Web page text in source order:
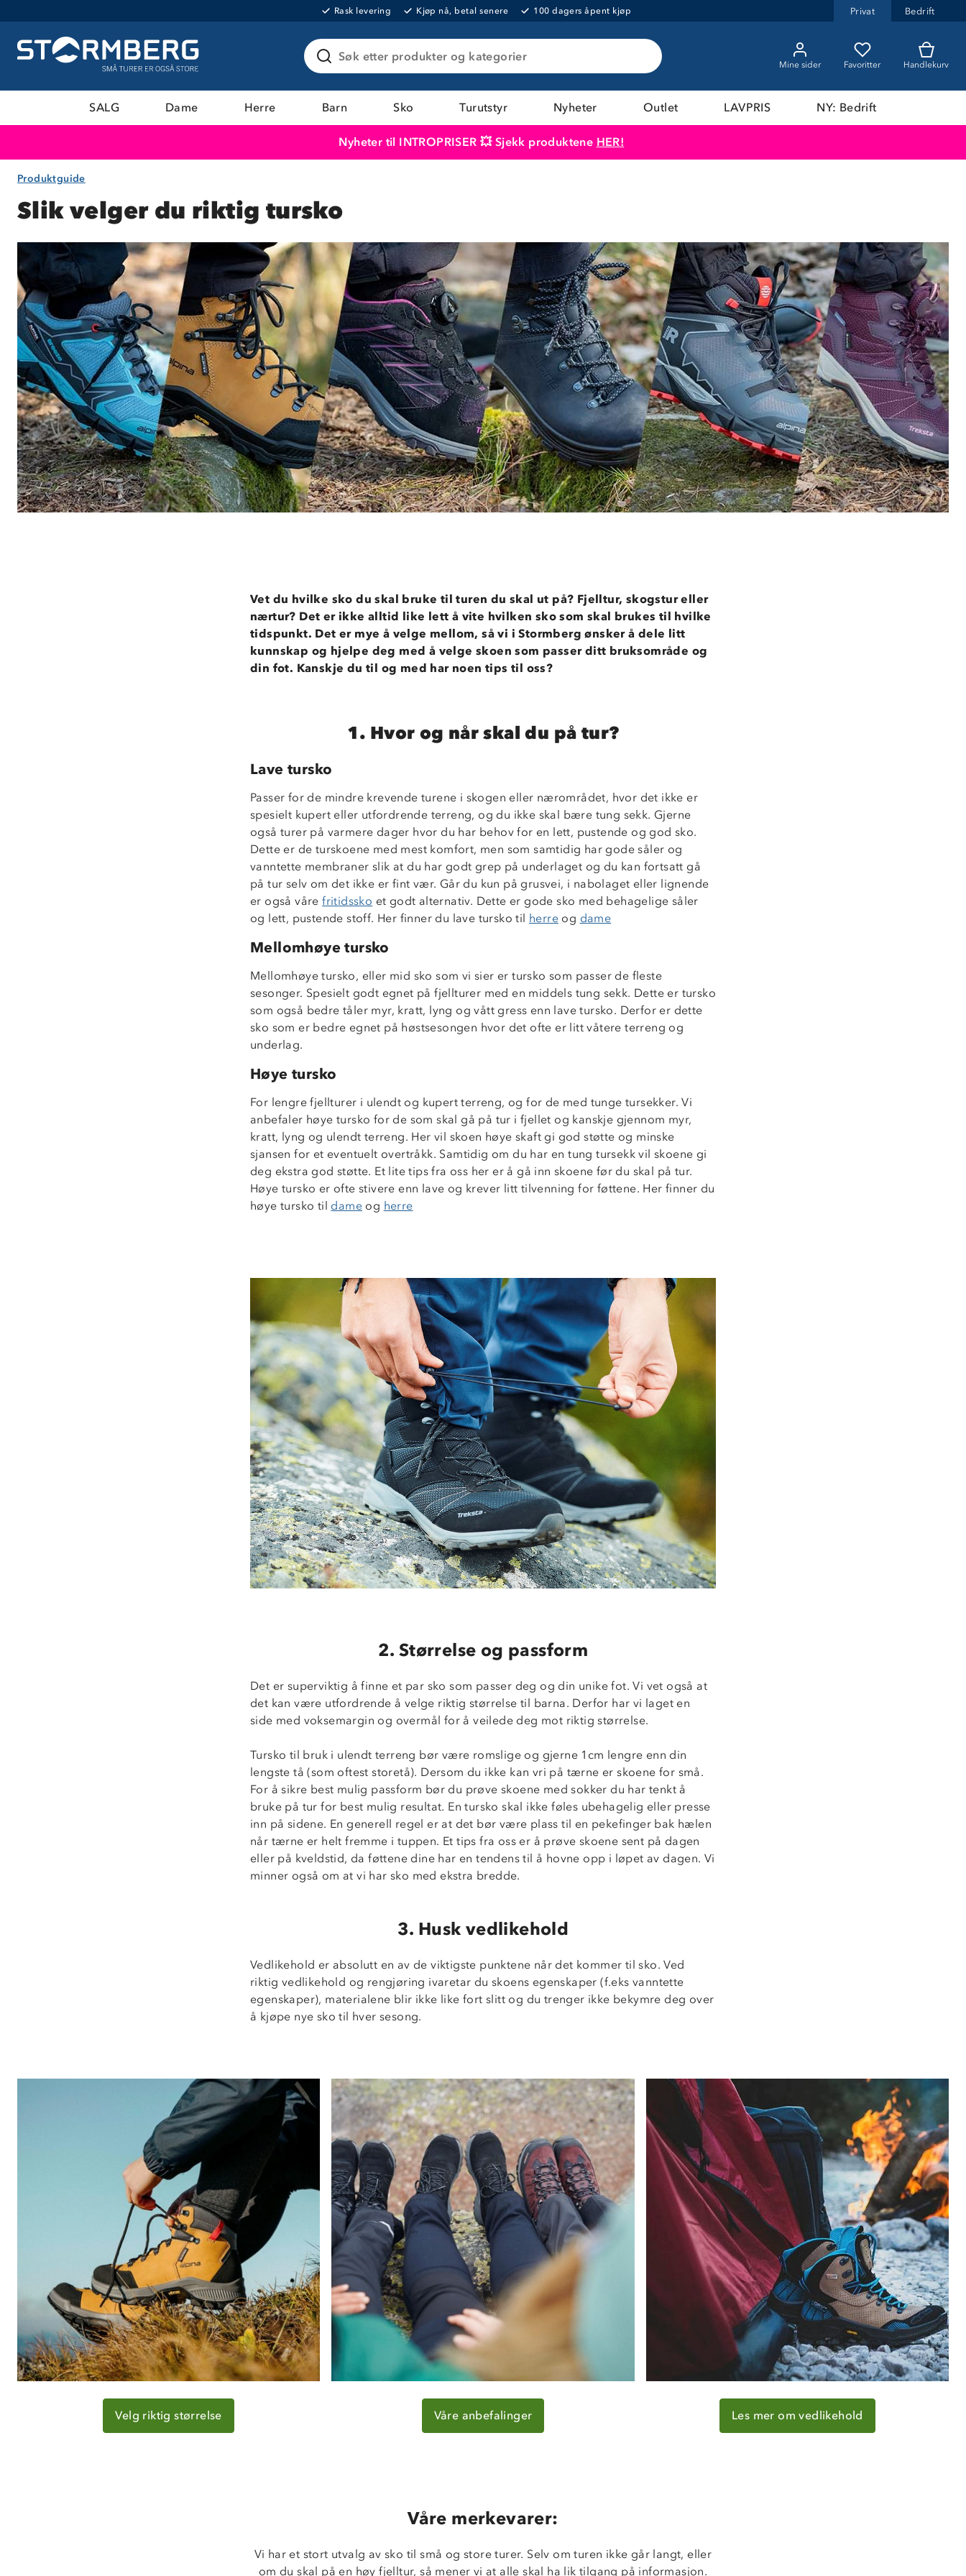
Rask levering Kjøp nå, betal senere 100 dagers åpent kjøp Privat Bedrift
Søk etter produkter og kategorier
Mine sider Favoritter Handlekurv
SALG Dame Herre Barn Sko Turutstyr Nyheter Outlet LAVPRIS NY: Bedrift
Nyheter til INTROPRISER 💥 Sjekk produktene HER!
Produktguide
Slik velger du riktig tursko
Vet du hvilke sko du skal bruke til turen du skal ut på? Fjelltur, skogstur eller
nærtur? Det er ikke alltid like lett å vite hvilken sko som skal brukes til hvilke
tidspunkt. Det er mye å velge mellom, så vi i Stormberg ønsker å dele litt
kunnskap og hjelpe deg med å velge skoen som passer ditt bruksområde og
din fot. Kanskje du til og med har noen tips til oss?
1. Hvor og når skal du på tur?
Lave tursko
Passer for de mindre krevende turene i skogen eller nærområdet, hvor det ikke er
spesielt kupert eller utfordrende terreng, og du ikke skal bære tung sekk. Gjerne
også turer på varmere dager hvor du har behov for en lett, pustende og god sko.
Dette er de turskoene med mest komfort, men som samtidig har gode såler og
vanntette membraner slik at du har godt grep på underlaget og du kan fortsatt gå
på tur selv om det ikke er fint vær. Går du kun på grusvei, i nabolaget eller lignende
er også vårefritidssko et godt alternativ. Dette er gode sko med behagelige såler
og lett, pustende stoff. Her finner du lave tursko til herre og dame
Mellomhøye tursko
Mellomhøye tursko, eller mid sko som vi sier er tursko som passer de fleste
sesonger. Spesielt godt egnet på fjellturer med en middels tung sekk. Dette er tursko
som også bedre tåler myr, kratt, lyng og vått gress enn lave tursko. Derfor er dette
sko som er bedre egnet på høstsesongen hvor det ofte er litt våtere terreng og
underlag.
Høye tursko
For lengre fjellturer i ulendt og kupert terreng, og for de med tunge tursekker. Vi
anbefaler høye tursko for de som skal gå på tur i fjellet og kanskje gjennom myr,
kratt, lyng og ulendt terreng. Her vil skoen høye skaft gi god støtte og minske
sjansen for et eventuelt overtråkk. Samtidig om du har en tung tursekk vil skoene gi
deg ekstra god støtte. Et lite tips fra oss her er å gå inn skoene før du skal på tur.
Høye tursko er ofte stivere enn lave og krever litt tilvenning for føttene. Her finner du
høye tursko til dame og herre
2. Størrelse og passform
Det er superviktig å finne et par sko som passer deg og din unike fot. Vi vet også at
det kan være utfordrende å velge riktig størrelse til barna. Derfor har vi laget en
side med voksemargin og overmål for å veilede deg mot riktig størrelse.
Tursko til bruk i ulendt terreng bør være romslige og gjerne 1cm lengre enn din
lengste tå (som oftest storetå). Dersom du ikke kan vri på tærne er skoene for små.
For å sikre best mulig passform bør du prøve skoene med sokker du har tenkt å
bruke på tur for best mulig resultat. En tursko skal ikke føles ubehagelig eller presse
inn på sidene. En generell regel er at det bør være plass til en pekefinger bak hælen
når tærne er helt fremme i tuppen. Et tips fra oss er å prøve skoene sent på dagen
eller på kveldstid, da føttene dine har en tendens til å hovne opp i løpet av dagen. Vi
minner også om at vi har sko med ekstra bredde.
3. Husk vedlikehold
Vedlikehold er absolutt en av de viktigste punktene når det kommer til sko. Ved
riktig vedlikehold og rengjøring ivaretar du skoens egenskaper (f.eks vanntette
egenskaper), materialene blir ikke like fort slitt og du trenger ikke bekymre deg over
å kjøpe nye sko til hver sesong.
Velg riktig størrelse Våre anbefalinger Les mer om vedlikehold
Våre merkevarer:
Vi har et stort utvalg av sko til små og store turer. Selv om turen ikke går langt, eller
om du skal på en høy fjelltur, så mener vi at alle skal ha lik tilgang på informasjon.